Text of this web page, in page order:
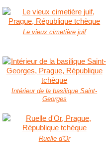
Le vieux cimetière juif
Intérieur de la basilique Saint-
Georges
Ruelle d'Or